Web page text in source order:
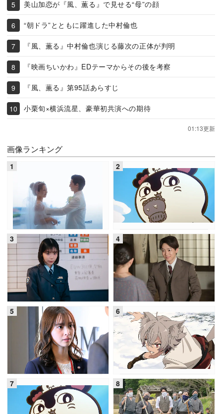
美山加恋が『風、薫る』で見せる“母”の顔
“朝ドラ”とともに躍進した中村倫也
『風、薫る』中村倫也演じる藤次の正体が判明
『映画ちいかわ』EDテーマからその後を考察
『風、薫る』第95話あらすじ
小栗旬×横浜流星、豪華初共演への期待
01:13更新
画像ランキング